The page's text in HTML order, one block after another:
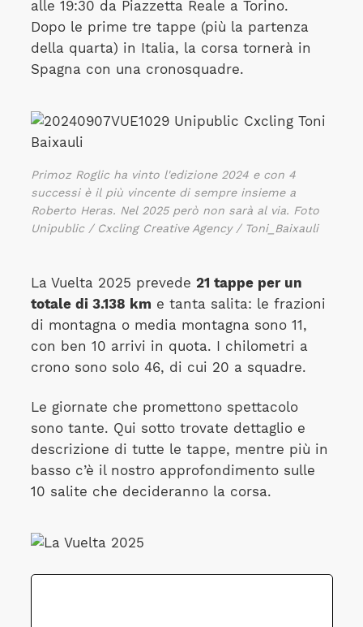
alle 19:30 da Piazzetta Reale a Torino.
Dopo le prime tre tappe (più la partenza
della quarta) in Italia, la corsa tornerà in
Spagna con una cronosquadre.
Primoz Roglic ha vinto l'edizione 2024 e con 4
successi è il più vincente di sempre insieme a
Roberto Heras. Nel 2025 però non sarà al via. Foto
Unipublic / Cxcling Creative Agency / Toni_Baixauli
La Vuelta 2025 prevede 21 tappe per un
totale di 3.138 km e tanta salita: le frazioni
di montagna o media montagna sono 11,
con ben 10 arrivi in quota. I chilometri a
crono sono solo 46, di cui 20 a squadre.
Le giornate che promettono spettacolo
sono tante. Qui sotto trovate dettaglio e
descrizione di tutte le tappe, mentre più in
basso c’è il nostro approfondimento sulle
10 salite che decideranno la corsa.